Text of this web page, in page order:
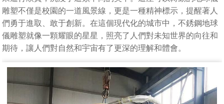
雕塑不僅是校園的一道風景線，更是一種精神標示，提醒著人
們勇于進取、敢于創新。在這個現代化的城市中，不銹鋼地球
儀雕塑就像一顆耀眼的星星，照亮了人們對未知世界的向往和
期待，讓人們對自然和宇宙有了更深的理解和體會。